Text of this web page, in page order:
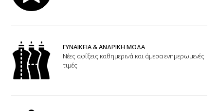
ΓΥΝΑΙΚΕΙΑ & ΑΝΔΡΙΚΗ ΜΟΔΑ
Νέες αφίξεις καθημερινά και άμεσα ενημερωμενές
τιμές